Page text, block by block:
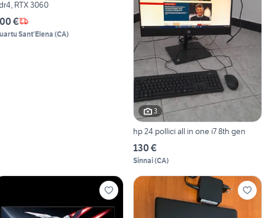
RTX 3060
€
Sant'Elena(CA)
3
hp 24 pollici all in one i7 8th gen
130 €
Sinnai(CA)